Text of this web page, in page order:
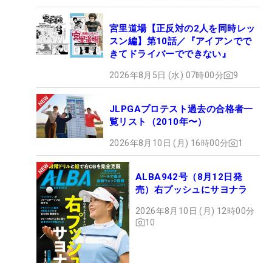
宮里道場【正反対の2人を同時レッ
スン編】第10話／『アイアンでで
きてドライバーでできない』
2026年8月5日 (水) 07時00分 9
JLPGAプロテスト過去の合格者一
覧リスト（2010年〜）
2026年8月10日 (月) 16時00分 1
ALBA942号（8月12日発
売）右プッシュにサヨナラ
2026年8月10日 (月) 12時00分
10